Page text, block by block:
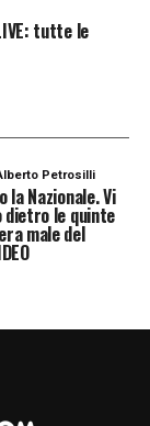
tutte le
Petrosilli
la Nazionale. Vi
dietro le quinte
male del